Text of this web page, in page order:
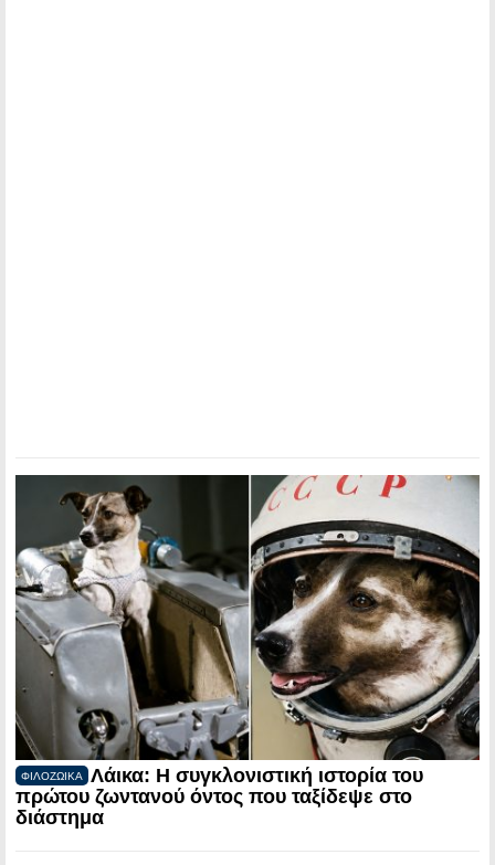
ΦΙΛΟΖΩΙΚΑ
Λάικα: Η συγκλονιστική ιστορία του
πρώτου ζωντανού όντος που ταξίδεψε στο
διάστημα